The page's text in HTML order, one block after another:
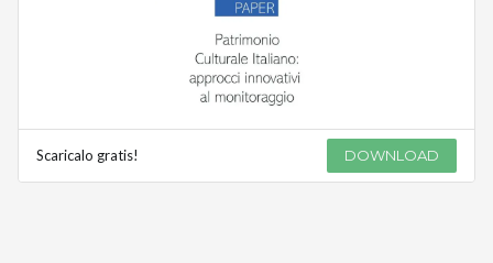
Scaricalo gratis! DOWNLOAD